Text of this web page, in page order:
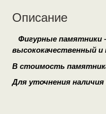
Описание
Фигурные памятники
высококачественный
В стоимость
Для уточнения